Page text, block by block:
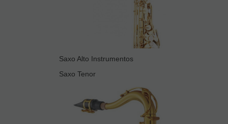
Saxo Alto Instrumentos
Saxo Tenor